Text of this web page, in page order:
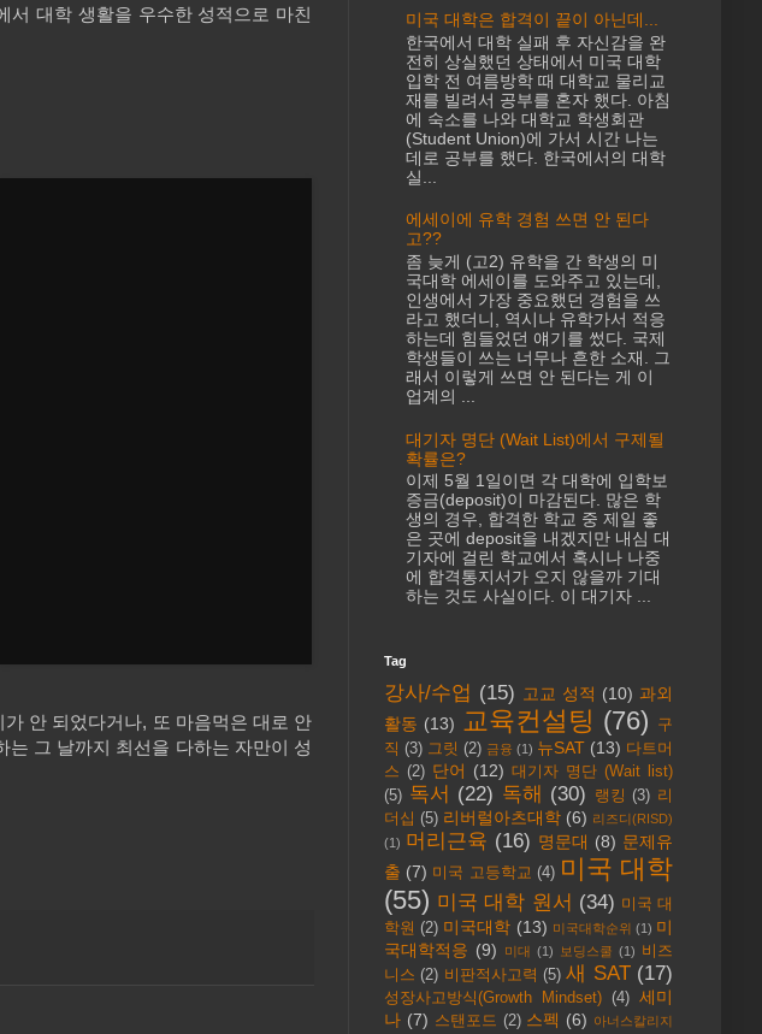
서 대학 생활을 우수한 성적으로 마친
안 되었다거나, 또 마음먹은 대로 안
그 날까지 최선을 다하는 자만이 성
미국 대학은 합격이 끝이 아닌데...
한국에서 대학 실패 후 자신감을 완
전히 상실했던 상태에서 미국 대학
입학 전 여름방학 때 대학교 물리교
재를 빌려서 공부를 혼자 했다. 아침
에 숙소를 나와 대학교 학생회관
(Student Union)에 가서 시간 나는
데로 공부를 했다. 한국에서의 대학
실...
에세이에 유학 경험 쓰면 안 된다
고??
좀 늦게 (고2) 유학을 간 학생의 미
국대학 에세이를 도와주고 있는데,
인생에서 가장 중요했던 경험을 쓰
라고 했더니, 역시나 유학가서 적응
하는데 힘들었던 얘기를 썼다. 국제
학생들이 쓰는 너무나 흔한 소재. 그
래서 이렇게 쓰면 안 된다는 게 이
업계의 ...
대기자 명단 (Wait List)에서 구제될
확률은?
이제 5월 1일이면 각 대학에 입학보
증금(deposit)이 마감된다. 많은 학
생의 경우, 합격한 학교 중 제일 좋
은 곳에 deposit을 내겠지만 내심 대
기자에 걸린 학교에서 혹시나 나중
에 합격통지서가 오지 않을까 기대
하는 것도 사실이다. 이 대기자 ...
Tag
강사/수업 (15) 고교 성적 (10) 과외
활동 (13) 교육컨설팅 (76)
구
직 (3) 그릿 (2) 금융 (1) 뉴SAT (13) 다트머
스 (2) 단어 (12) 대기자 명단 (Wait list)
(5) 독서 (22) 독해 (30) 랭킹 (3) 리
더십 (5) 리버럴아츠대학 (6) 리즈디(RISD)
(1) 머리근육 (16) 명문대 (8) 문제유
출 (7) 미국 고등학교 (4) 미국 대학
(55) 미국 대학 원서 (34) 미국 대
학원 (2) 미국대학 (13) 미국대학순위 (1) 미
국대학적응 (9) 미대 (1) 보딩스쿨 (1) 비즈
니스 (2) 비판적사고력 (5) 새 SAT (17)
성장사고방식(Growth Mindset) (4) 세미
나 (7) 스탠포드 (2) 스펙 (6) 아너스칼리지